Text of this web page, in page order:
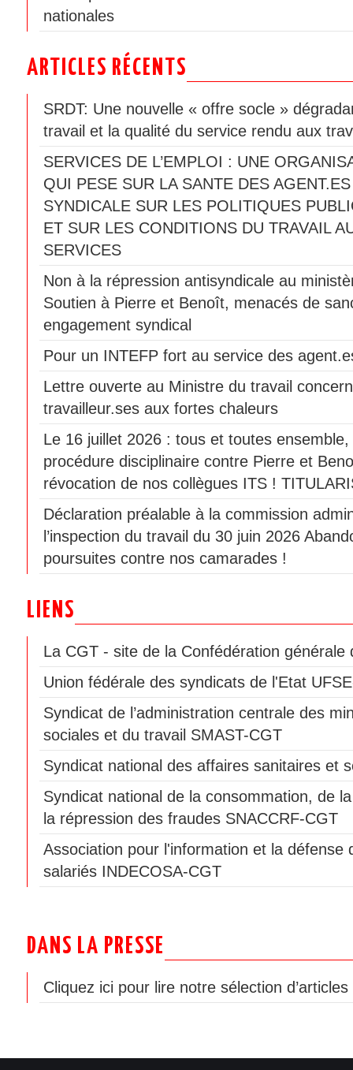
nationales
ARTICLES RÉCENTS
SRDT: Une nouvelle « offre socle »
travail et la qualité du service rendu aux
SERVICES DE L’EMPLOI : UNE
QUI PESE SUR LA SANTE DES
SYNDICALE SUR LES POLITIQUES
ET SUR LES CONDITIONS DU TRAVAIL
SERVICES
Non à la répression antisyndicale au
Soutien à Pierre et Benoît, menacés de
engagement syndical
Pour un INTEFP fort au service des
Lettre ouverte au Ministre du travail
travailleur.ses aux fortes chaleurs
Le 16 juillet 2026 : tous et toutes
procédure disciplinaire contre Pierre et
révocation de nos collègues ITS !
Déclaration préalable à la commission
l’inspection du travail du 30 juin 2026
poursuites contre nos camarades !
LIENS
La CGT - site de la Confédération générale
Union fédérale des syndicats de l'Etat
Syndicat de l’administration centrale des
sociales et du travail SMAST-CGT
Syndicat national des affaires sanitaires et
Syndicat national de la consommation, de
la répression des fraudes SNACCRF-CGT
Association pour l'information et la défense
salariés INDECOSA-CGT
DANS LA PRESSE
Cliquez ici pour lire notre sélection